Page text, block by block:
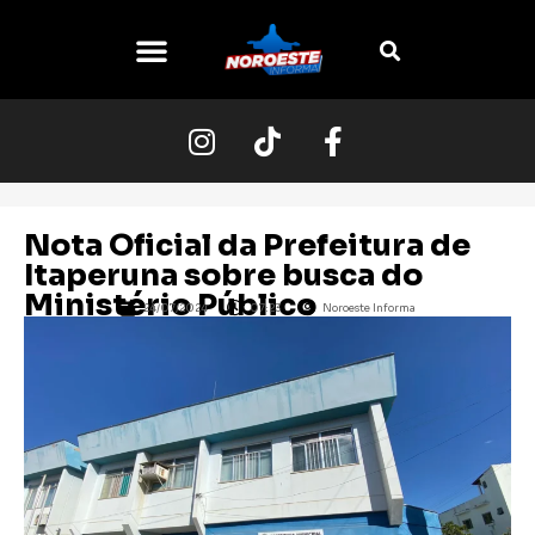
Nota Oficial da Prefeitura de
Itaperuna sobre busca do
Ministério Público
24/07/2024 07:23 Noroeste Informa